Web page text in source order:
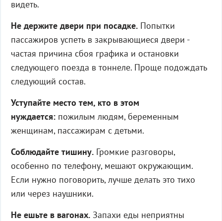
видеть.
Не держите двери при посадке.Попытки
пассажиров успеть в закрывающиеся двери -
частая причина сбоя графика и остановки
следующего поезда в тоннеле. Проще подождать
следующий состав.
Уступайте место тем, кто в этом
нуждается:пожилым людям, беременным
женщинам, пассажирам с детьми.
Соблюдайте тишину.Громкие разговоры,
особенно по телефону, мешают окружающим.
Если нужно поговорить, лучше делать это тихо
или через наушники.
Не ешьте в вагонах.Запахи еды неприятны